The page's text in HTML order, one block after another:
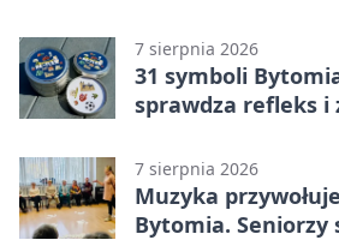
ale stracili
7 sierpnia 2026
31 symboli
sprawdza refleks i
7 sierpnia 2026
Muzyka
Bytomia. Seniorzy